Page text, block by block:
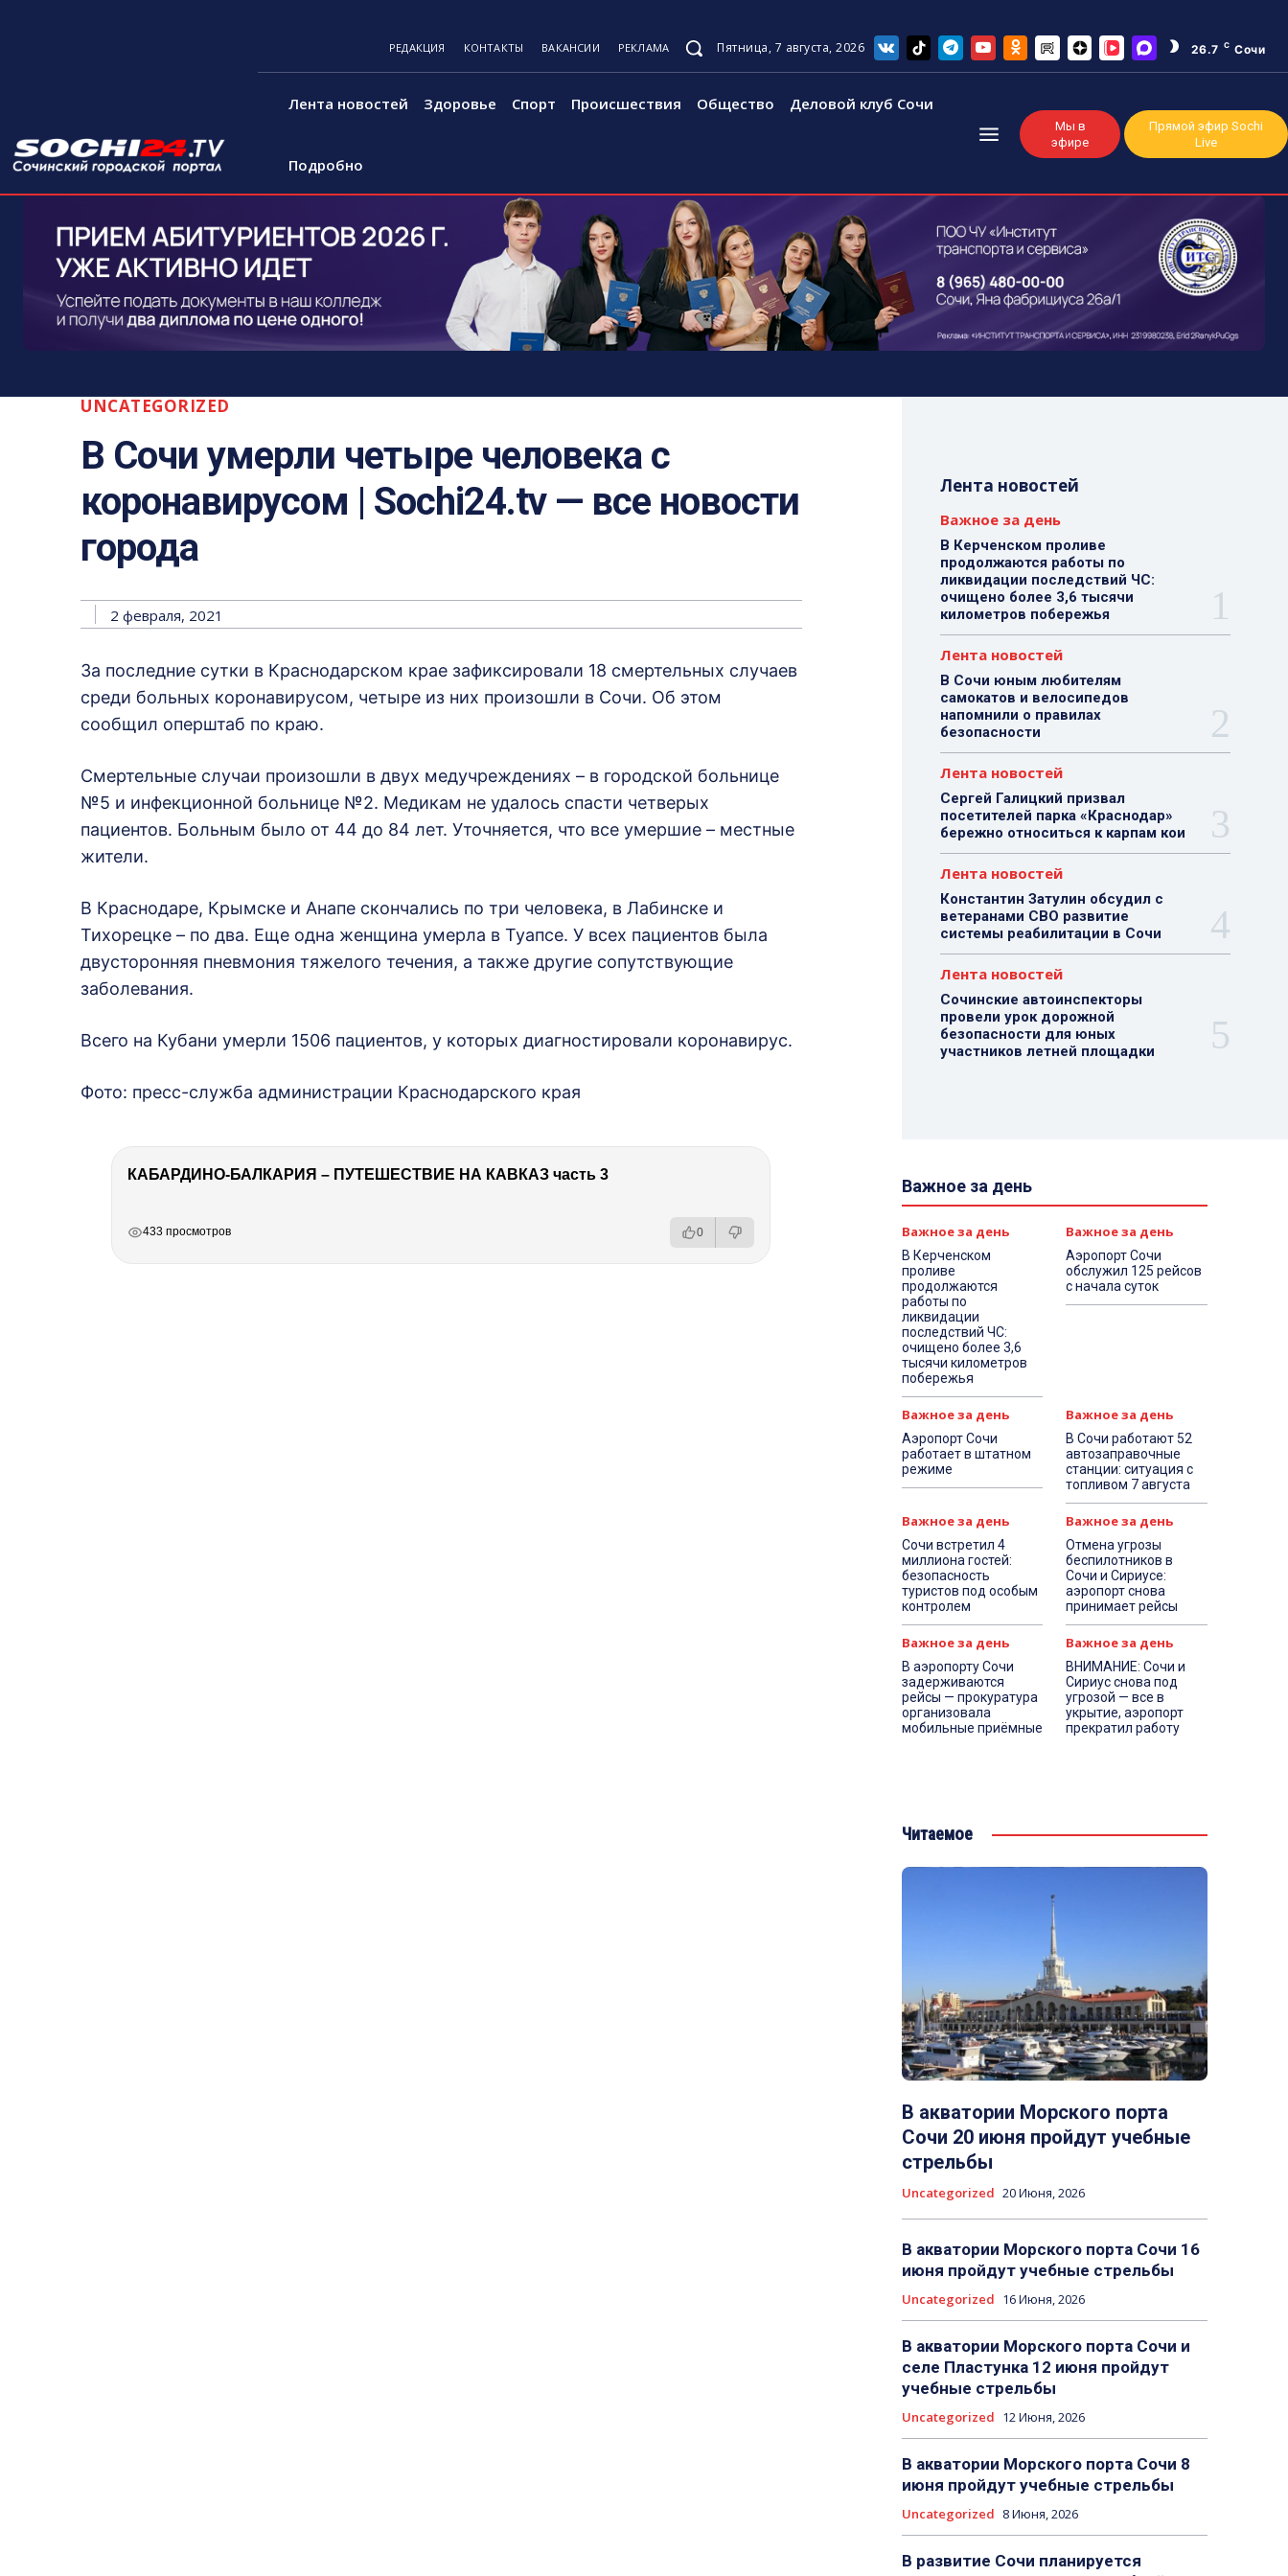
РЕДАКЦИЯ КОНТАКТЫ ВАКАНСИИ РЕКЛАМА Пятница, 7 августа, 2026 26.7 C Сочи
Лента новостей Здоровье Спорт Происшествия Общество Деловой клуб Сочи
Подробно
Мы в
эфире
Прямой эфир Sochi
Live
UNCATEGORIZED
В Сочи умерли четыре человека с
коронавирусом | Sochi24.tv — все новости
города
2 февраля, 2021
За последние сутки в Краснодарском крае зафиксировали 18 смертельных случаев
среди больных коронавирусом, четыре из них произошли в Сочи. Об этом
сообщил оперштаб по краю.
Смертельные случаи произошли в двух медучреждениях – в городской больнице
№5 и инфекционной больнице №2. Медикам не удалось спасти четверых
пациентов. Больным было от 44 до 84 лет. Уточняется, что все умершие – местные
жители.
В Краснодаре, Крымске и Анапе скончались по три человека, в Лабинске и
Тихорецке – по два. Еще одна женщина умерла в Туапсе. У всех пациентов была
двусторонняя пневмония тяжелого течения, а также другие сопутствующие
заболевания.
Всего на Кубани умерли 1506 пациентов, у которых диагностировали коронавирус.
Фото: пресс-служба администрации Краснодарского края
КАБАРДИНО-БАЛКАРИЯ – ПУТЕШЕСТВИЕ НА КАВКАЗ часть 3
433 просмотров 0
Лента новостей
Важное за день
В Керченском проливе
продолжаются работы по
ликвидации последствий ЧС:
очищено более 3,6 тысячи
километров побережья
Лента новостей
В Сочи юным любителям
самокатов и велосипедов
напомнили о правилах
безопасности
Лента новостей
Сергей Галицкий призвал
посетителей парка «Краснодар»
бережно относиться к карпам кои
Лента новостей
Константин Затулин обсудил с
ветеранами СВО развитие
системы реабилитации в Сочи
Лента новостей
Сочинские автоинспекторы
провели урок дорожной
безопасности для юных
участников летней площадки
Важное за день
Важное за день
В Керченском
проливе
продолжаются
работы по
ликвидации
последствий ЧС:
очищено более 3,6
тысячи километров
побережья
Важное за день
Аэропорт Сочи
обслужил 125 рейсов
с начала суток
Важное за день
Аэропорт Сочи
работает в штатном
режиме
Важное за день
В Сочи работают 52
автозаправочные
станции: ситуация с
топливом 7 августа
Важное за день
Сочи встретил 4
миллиона гостей:
безопасность
туристов под особым
контролем
Важное за день
Отмена угрозы
беспилотников в
Сочи и Сириусе:
аэропорт снова
принимает рейсы
Важное за день
В аэропорту Сочи
задерживаются
рейсы — прокуратура
организовала
мобильные приёмные
Важное за день
ВНИМАНИЕ: Сочи и
Сириус снова под
угрозой — все в
укрытие, аэропорт
прекратил работу
Читаемое
В акватории Морского порта
Сочи 20 июня пройдут учебные
стрельбы
Uncategorized 20 Июня, 2026
В акватории Морского порта Сочи 16
июня пройдут учебные стрельбы
Uncategorized 16 Июня, 2026
В акватории Морского порта Сочи и
селе Пластунка 12 июня пройдут
учебные стрельбы
Uncategorized 12 Июня, 2026
В акватории Морского порта Сочи 8
июня пройдут учебные стрельбы
Uncategorized 8 Июня, 2026
В развитие Сочи планируется